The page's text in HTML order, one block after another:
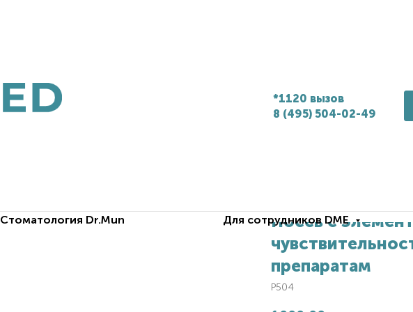
*1120 вызов
8 (495) 504-02-49
Стоматология Dr.Mun Для сотрудников DME
Посев с
препаратам
P504